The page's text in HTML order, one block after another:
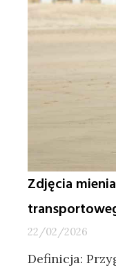
Zdjęcia
22/02/2026
Definicja: